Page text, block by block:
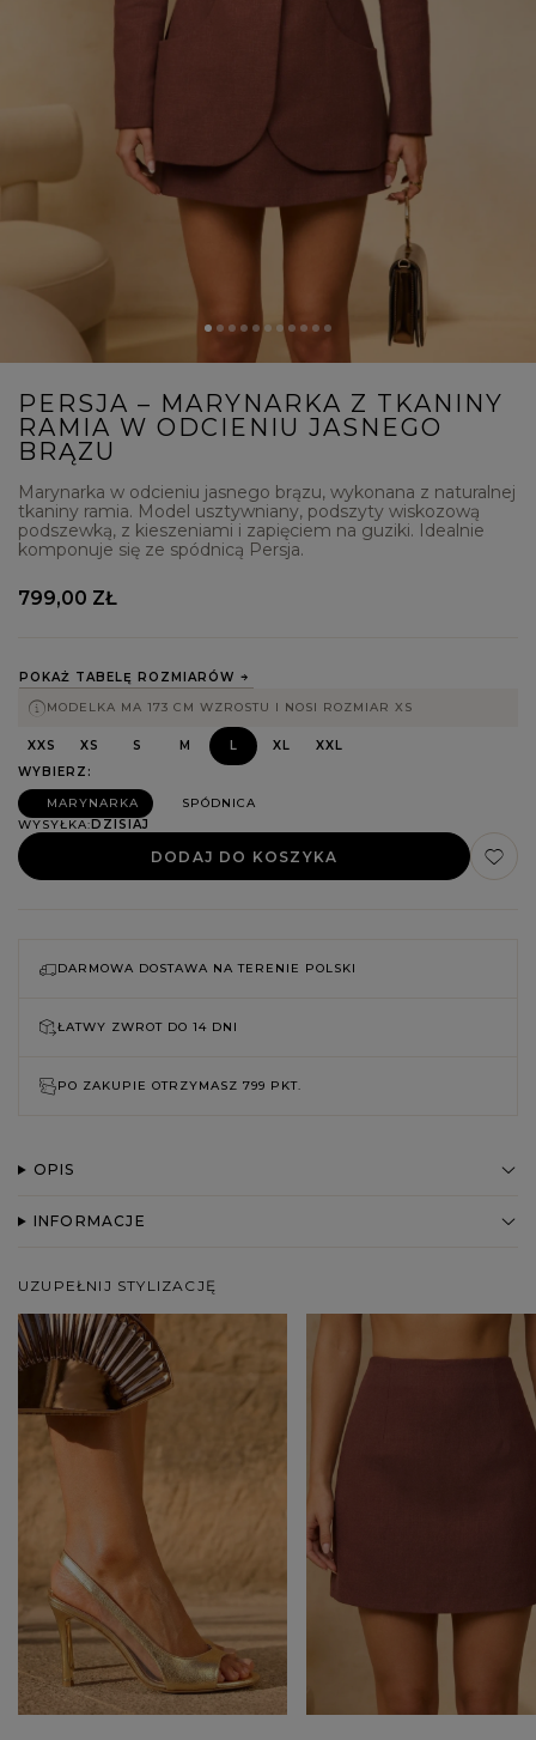
PERSJA – MARYNARKA Z TKANINY
RAMIA W ODCIENIU JASNEGO
BRĄZU
Marynarka w odcieniu jasnego brązu, wykonana z naturalnej
tkaniny ramia. Model usztywniany, podszyty wiskozową
podszewką, z kieszeniami i zapięciem na guziki. Idealnie
komponuje się ze spódnicą Persja.
POKAŻ TABELĘ ROZMIARÓW
MODELKA MA 173 CM WZROSTU I NOSI ROZMIAR XS
XXS XS S M L XL
XXL
WYBIERZ
MARYNARKA
SPÓDNICA
WYSYŁKA DZISIAJ
DODAJ DO KOSZYKA
799,00 ZŁ
DARMOWA DOSTAWA NA TERENIE POLSKI
ŁATWY ZWROT DO 14 DNI
PO ZAKUPIE OTRZYMASZ 799 PKT.
OPIS
INFORMACJE
UZUPEŁNIJ STYLIZACJĘ